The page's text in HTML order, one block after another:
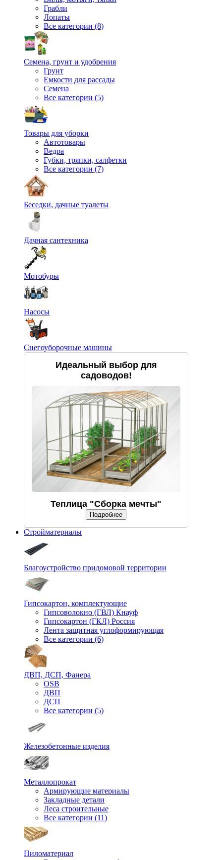
Грабли
Лопаты
Все категории (8)
Семена, грунт и удобрения
Грунт
Емкости для рассады
Семена
Все категории (5)
Товары для уборки
Автотовары
Ведра
Губки, тряпки, салфетки
Все категории (7)
Беседки, дачные туалеты
Дачная сантехника
Мотобуры
Насосы
Снегоуборочные машины
Идеальный выбор для
садоводов!
Теплица "Сборка мечты"
Подробнее
Стройматериалы
Благоустройство придомовой территории
Гипсокартон, комплектующие
Гипсоволокно (ГВЛ) Кнауф
Гипсокартон (ГКЛ) Россия
Лента защитная углоформирующая
Все категории (6)
ДВП, ДСП, Фанера
OSB
ДВП
ДСП
Все категории (5)
Железобетонные изделия
Металлопрокат
Армирующие материалы
Закладные детали
Леса строительные
Все категории (11)
Пиломатериал